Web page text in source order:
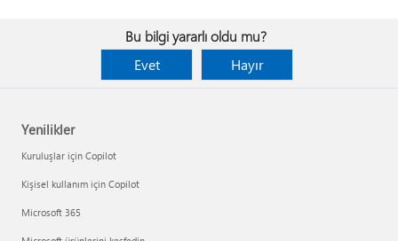
Bu bilgi yararlı oldu mu?
Evet
Hayır
Yenilikler
Kuruluşlar için Copilot
Kişisel kullanım için Copilot
Microsoft 365